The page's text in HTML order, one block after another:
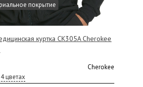
покрытие
куртка CK305A Cherokee
Cherokee
цветах